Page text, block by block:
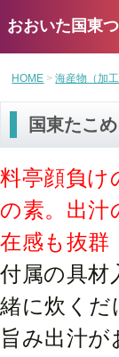
おおいた国東
HOME 海産物（加工
国東たこ
料亭顔負け
の素。出汁
在感も抜群
付属の具材
緒に炊くだ
旨み出汁